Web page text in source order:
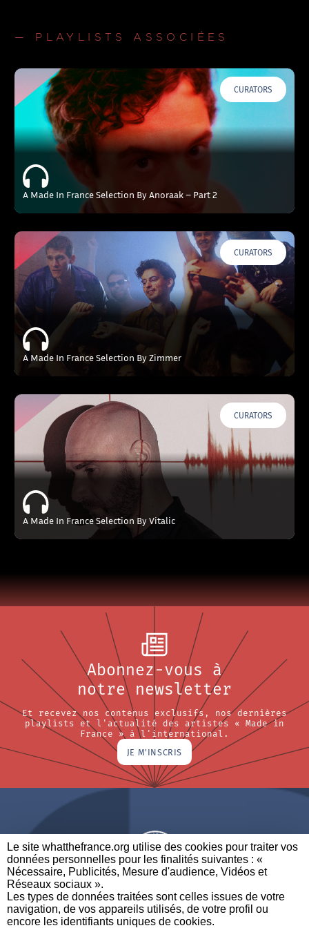
Le site whatthefrance.org utilise des cookies pour traiter vos
données personnelles pour les finalités suivantes : «
Nécessaire, Publicités, Mesure d'audience, Vidéos et
Réseaux sociaux ». ​
Les types de données traitées sont celles issues de votre
navigation, de vos appareils utilisés, de votre profil ou
encore les identifiants uniques de cookies. ​
— PLAYLISTS ASSOCIÉES
CURATORS
A Made In France Selection By Anoraak – Part 2
CURATORS
A Made In France Selection By Zimmer
CURATORS
A Made In France Selection By Vitalic
Abonnez-vous à
notre newsletter
Et recevez nos contenus exclusifs, nos dernières
playlists et l'actualité des artistes « Made in
France » à l'international.
JE M'INSCRIS
A BRAND OF
PARTENAIRES CONTACTEZ-NOUS MENTIONS LÉGALES